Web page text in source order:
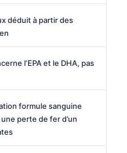
déduit à partir des
l’EPA et le DHA, pas
formule sanguine
perte de fer d’un